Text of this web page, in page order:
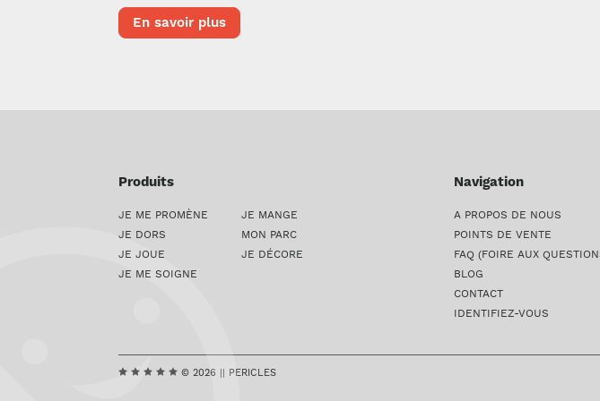
En savoir plus
Produits
JE ME PROMÈNE
JE DORS
JE JOUE
JE ME SOIGNE
JE MANGE
MON PARC
JE DÉCORE
Navigation
A PROPOS DE NOUS
POINTS DE VENTE
FAQ (FOIRE AUX
BLOG
CONTACT
IDENTIFIEZ-VOUS
© 2026 || PERICLES